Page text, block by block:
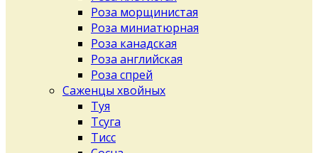
Роза морщинистая
Роза миниатюрная
Роза канадская
Роза английская
Роза спрей
Саженцы хвойных
Туя
Тсуга
Тисс